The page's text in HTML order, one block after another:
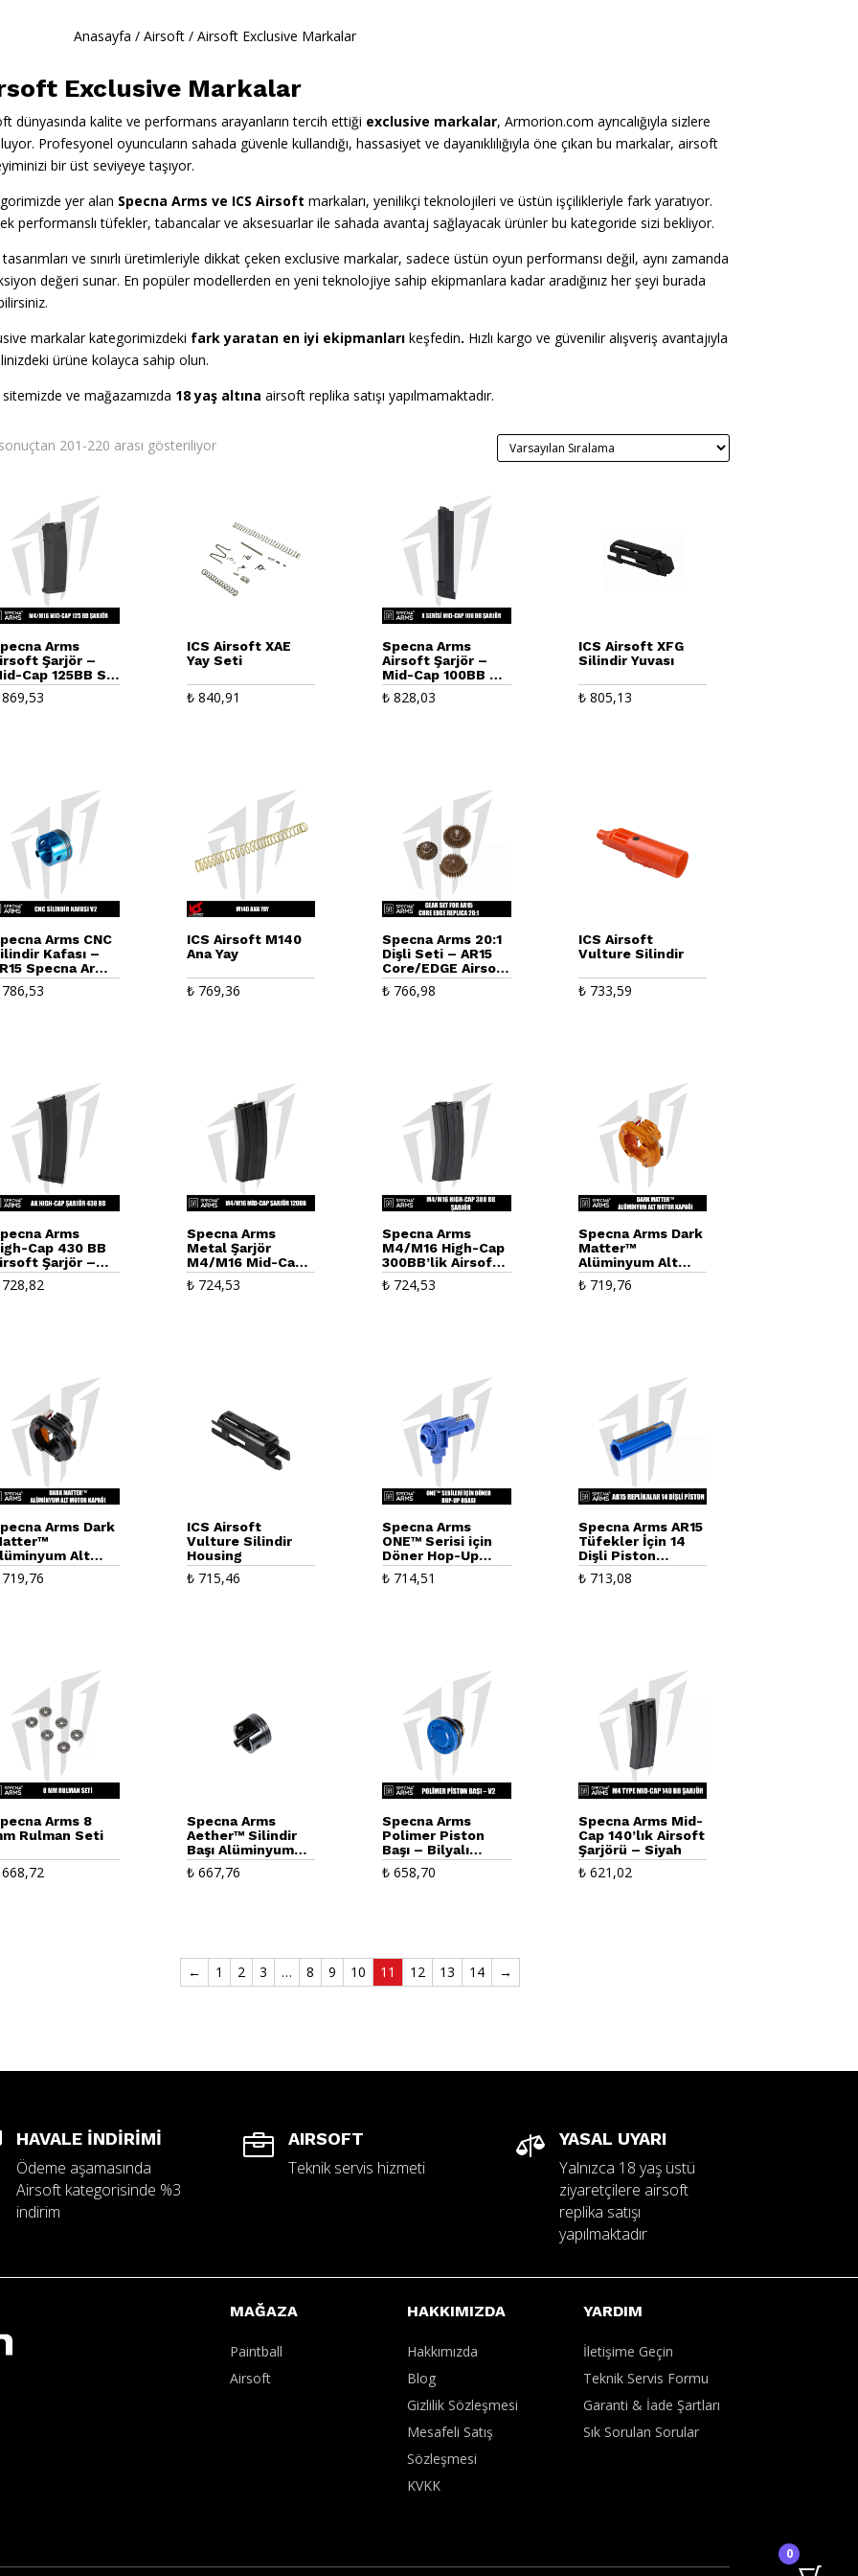
Anasayfa / Airsoft/ Airsoft Exclusive Markalar
Exclusive Markalar
dünyasında kalite ve performans arayanların tercih ettiği exclusive markalar, Armorion.com ayrıcalığıyla sizlere
Profesyonel oyuncuların sahada güvenle kullandığı, hassasiyet ve dayanıklılığıyla öne çıkan bu markalar, airsoft
bir üst seviyeye taşıyor.
yer alan Specna Arms ve ICS Airsoft markaları, yenilikçi teknolojileri ve üstün işçilikleriyle fark yaratıyor.
performanslı tüfekler, tabancalar ve aksesuarlar ile sahada avantaj sağlayacak ürünler bu kategoride sizi bekliyor.
ve sınırlı üretimleriyle dikkat çeken exclusive markalar, sadece üstün oyun performansı değil, aynı zamanda
değeri sunar. En popüler modellerden en yeni teknolojiye sahip ekipmanlara kadar aradığınız her şeyi burada
markalar kategorimizdeki fark yaratan en iyi ekipmanları keşfedin. Hızlı kargo ve güvenilir alışveriş avantajıyla
ürüne kolayca sahip olun.
ve mağazamızda 18 yaş altına airsoft replika satışı yapılmamaktadır.
201-220 arası gösteriliyor
Arms
Şarjör –
Cap 125BB S-
– Siyah
ICS Airsoft XAE
Yay Seti
₺840,91
Specna Arms
Airsoft Şarjör –
Mid-Cap 100BB –
X Serisi Airsoft
Tüfekler – Siyah
₺ 828,03
ICS Airsoft XFG
Silindir Yuvası
₺805,13
Arms CNC
Kafası –
Specna Arms
Airsoft
ICS Airsoft M140
Ana Yay
₺769,36
Specna Arms 20:1
Dişli Seti – AR15
Core/EDGE Airsoft
Tüfeği için
₺ 766,98
ICS Airsoft
Vulture Silindir
₺733,59
Arms
Cap 430 BB
Şarjör –
J Serisi Airsoft
İçin –
Specna Arms
Metal Şarjör
M4/M16 Mid-Cap
120 BB – Siyah
₺724,53
Specna Arms
M4/M16 High-Cap
300BB’lik Airsoft
Şarjör – Siyah
₺ 724,53
Specna Arms Dark
Matter™
Alüminyum Alt
Motor Kapağı –
Turuncu
₺719,76
Arms Dark
Alt
Kapağı –
ICS Airsoft
Vulture Silindir
Housing
₺715,46
Specna Arms
ONE™ Serisi için
Döner Hop-Up
Odası
₺ 714,51
Specna Arms AR15
Tüfekler İçin 14
Dişli Piston
(CORE)
₺713,08
Arms 8
Rulman Seti
Specna Arms
Aether™ Silindir
Başı Alüminyum
Çift O-Ringli
Sızdırmaz
₺667,76
Specna Arms
Polimer Piston
Başı – Bilyalı
Rulmanlı – V2
₺ 658,70
Specna Arms Mid-
Cap 140’lık Airsoft
Şarjörü – Siyah
₺621,02
← 1 2 3 … 8 9 10 11 12 13 14 →
HAVALE İNDİRİMİ
Ödeme aşamasında
Airsoft kategorisinde %3
indirim
 AIRSOFT
Teknik servis hizmeti
 YASAL UYARI
Yalnızca 18 yaş üstü
ziyaretçilere airsoft
replika satışı
yapılmaktadır
MAĞAZA
Paintball
Airsoft
HAKKIMIZDA
Hakkımızda
Blog
Gizlilik Sözleşmesi
Mesafeli Satış
Sözleşmesi
KVKK
YARDIM
İletişime Geçin
Teknik Servis Formu
Garanti & İade Şartları
Sık Sorulan Sorular
0